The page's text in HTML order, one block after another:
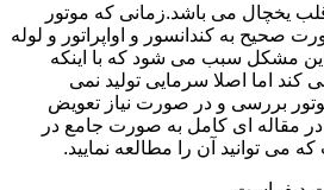
یخچال می باشد.زمانی که موتور
صحیح به کندانسور و اواپراتور و لوله
مشکل سبب می شود که با اینکه
اما اصلا سرمایی تولید نمی
بررسی و در صورت نیاز تعویض
مقاله ای کامل به صورت جامع در
می توانید آن را مطالعه نمایید.